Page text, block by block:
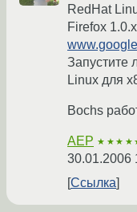
RedHat
Firefox
Запустите
Linux для
Bochs
AEP
30.01.2006
Ссылка